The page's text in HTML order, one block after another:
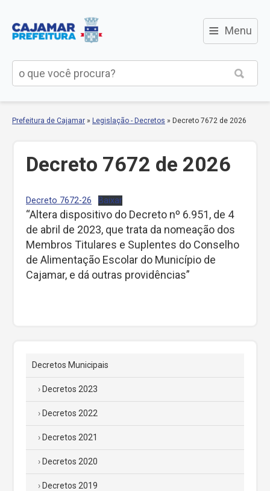
≡ Menu
Prefeitura de Cajamar » Legislação - Decretos » Decreto 7672 de 2026
Decreto 7672 de 2026
Decreto 7672-26 Baixar
“Altera dispositivo do Decreto nº 6.951, de 4
de abril de 2023, que trata da nomeação dos
Membros Titulares e Suplentes do Conselho
de Alimentação Escolar do Município de
Cajamar, e dá outras providências”
Decretos Municipais
Decretos 2023
Decretos 2022
Decretos 2021
Decretos 2020
Decretos 2019